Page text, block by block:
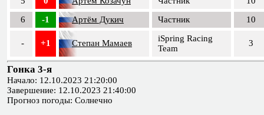
6
-1 Артём Дукич Частник 10
- +1 Степан Мамаев
iSpring Racing
Team
3
Гонка 3-я
Начало: 12.10.2023 21:20:00
Завершение: 12.10.2023 21:40:00
Прогноз погоды: Солнечно